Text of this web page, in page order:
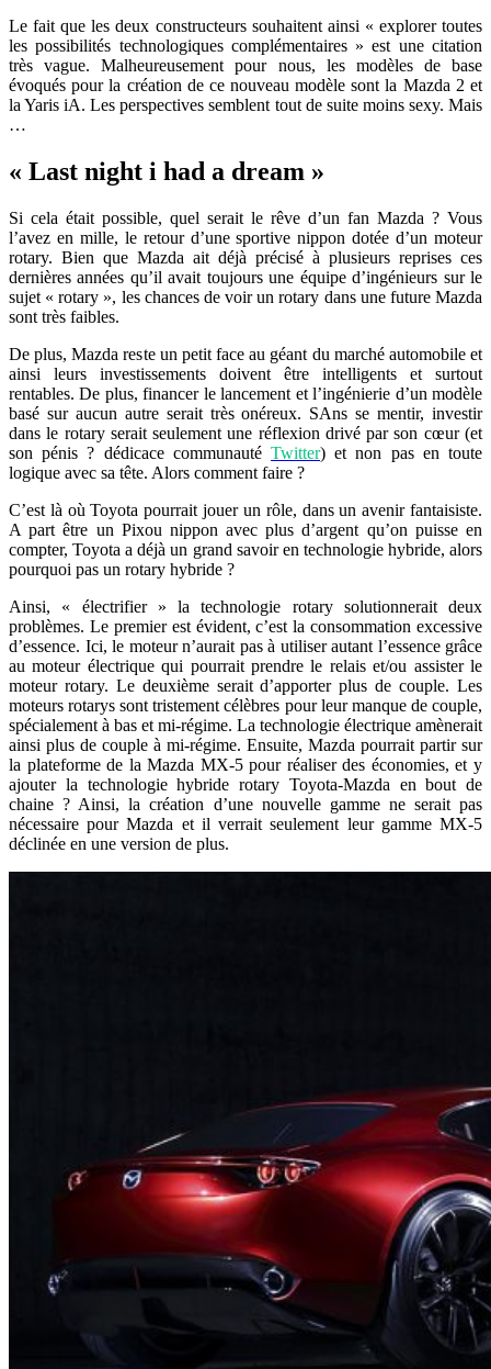
Le fait que les deux constructeurs souhaitent ainsi « explorer toutes
les possibilités technologiques complémentaires » est une citation
très vague. Malheureusement pour nous, les modèles de base
évoqués pour la création de ce nouveau modèle sont la Mazda 2 et
la Yaris iA. Les perspectives semblent tout de suite moins sexy. Mais
…
« Last night i had a dream »
Si cela était possible, quel serait le rêve d’un fan Mazda ? Vous
l’avez en mille, le retour d’une sportive nippon dotée d’un moteur
rotary. Bien que Mazda ait déjà précisé à plusieurs reprises ces
dernières années qu’il avait toujours une équipe d’ingénieurs sur le
sujet « rotary », les chances de voir un rotary dans une future Mazda
sont très faibles.
De plus, Mazda reste un petit face au géant du marché automobile et
ainsi leurs investissements doivent être intelligents et surtout
rentables. De plus, financer le lancement et l’ingénierie d’un modèle
basé sur aucun autre serait très onéreux. SAns se mentir, investir
dans le rotary serait seulement une réflexion drivé par son cœur (et
son pénis ? dédicace communauté Twitter) et non pas en toute
logique avec sa tête. Alors comment faire ?
C’est là où Toyota pourrait jouer un rôle, dans un avenir fantaisiste.
A part être un Pixou nippon avec plus d’argent qu’on puisse en
compter, Toyota a déjà un grand savoir en technologie hybride, alors
pourquoi pas un rotary hybride ?
Ainsi, « électrifier » la technologie rotary solutionnerait deux
problèmes. Le premier est évident, c’est la consommation excessive
d’essence. Ici, le moteur n’aurait pas à utiliser autant l’essence grâce
au moteur électrique qui pourrait prendre le relais et/ou assister le
moteur rotary. Le deuxième serait d’apporter plus de couple. Les
moteurs rotarys sont tristement célèbres pour leur manque de couple,
spécialement à bas et mi-régime. La technologie électrique amènerait
ainsi plus de couple à mi-régime. Ensuite, Mazda pourrait partir sur
la plateforme de la Mazda MX-5 pour réaliser des économies, et y
ajouter la technologie hybride rotary Toyota-Mazda en bout de
chaine ? Ainsi, la création d’une nouvelle gamme ne serait pas
nécessaire pour Mazda et il verrait seulement leur gamme MX-5
déclinée en une version de plus.